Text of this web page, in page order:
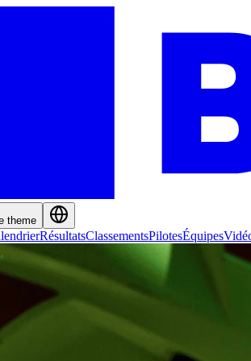
theme
RésultatsClassementsPilotesÉquipes